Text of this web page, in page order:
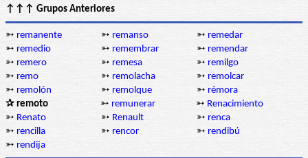
↑↑↑ Grupos Anteriores
➳ remanente ➳ remanso ➳ remedar
➳ remedio ➳ remembrar ➳ remendar
➳ remero ➳ remesa ➳ remilgo
➳ remo ➳ remolacha ➳ remolcar
➳ remolón ➳ remolque ➳ rémora
✰ remoto
➳ remunerar ➳ Renacimiento
➳ Renato ➳ Renault ➳ renca
➳ rencilla ➳ rencor ➳ rendibú
➳ rendija